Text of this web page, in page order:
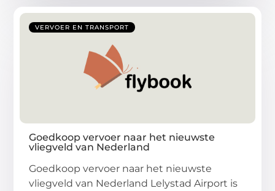
VERVOER EN TRANSPORT
Goedkoop vervoer naar het nieuwste
vliegveld van Nederland
Goedkoop vervoer naar het nieuwste
vliegveld van Nederland Lelystad Airport is